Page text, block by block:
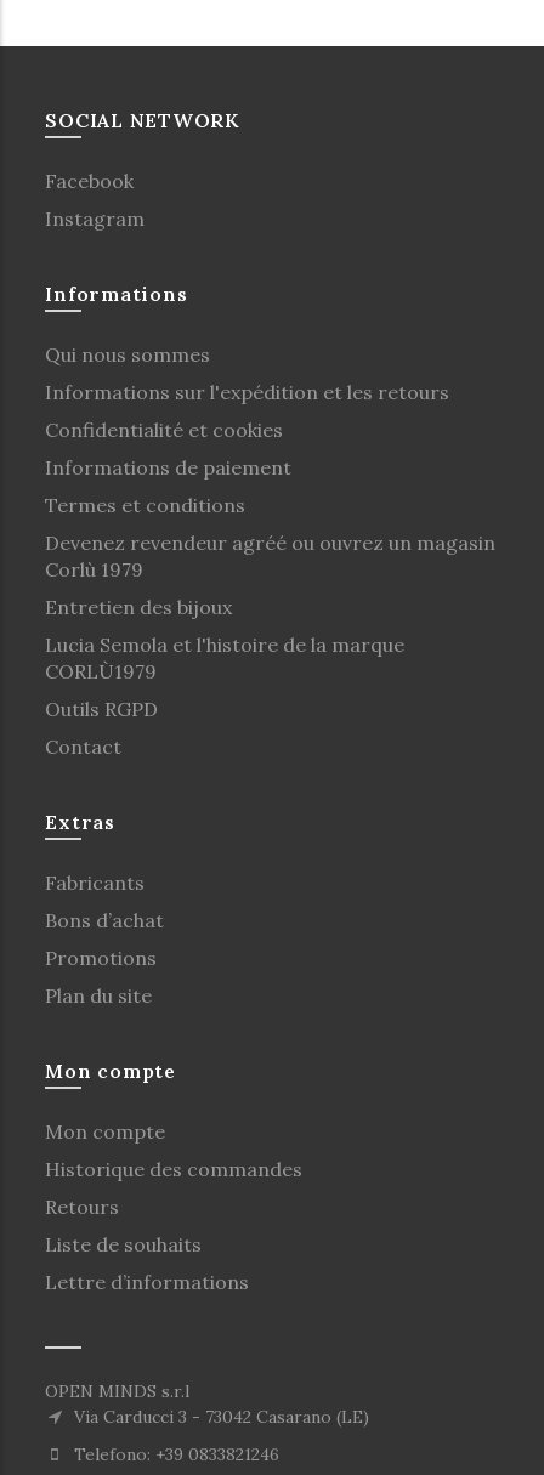
SOCIAL NETWORK
Facebook
Instagram
Informations
Qui nous sommes
Informations sur l'expédition et les retours
Confidentialité et cookies
Informations de paiement
Termes et conditions
Devenez revendeur agréé ou ouvrez un magasin
Corlù 1979
Entretien des bijoux
Lucia Semola et l'histoire de la marque
CORLÙ1979
Outils RGPD
Contact
Extras
Fabricants
Bons d’achat
Promotions
Plan du site
Mon compte
Mon compte
Historique des commandes
Retours
Liste de souhaits
Lettre d’informations
OPEN MINDS s.r.l
Via Carducci 3 - 73042 Casarano (LE)
Telefono: +39 0833821246